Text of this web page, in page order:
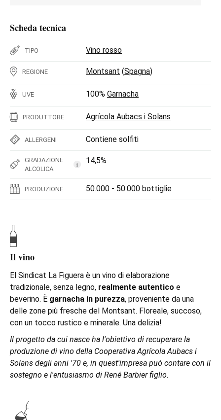
Scheda tecnica
TIPO Vino rosso
REGIONE Montsant (Spagna)
UVE 100% Garnacha
PRODUTTORE Agrícola Aubacs i Solans
ALLERGENI Contiene solfiti
GRADAZIONE
ALCOLICA
i 14,5%
PRODUZIONE 50.000 - 50.000 bottiglie
Il vino
El Sindicat La Figuera è un vino di elaborazione
tradizionale, senza legno, realmente autentico e
beverino. È garnacha in purezza, proveniente da una
delle zone più fresche del Montsant. Floreale, succoso,
con un tocco rustico e minerale. Una delizia!
Il progetto da cui nasce ha l'obiettivo di recuperare la
produzione di vino della Cooperativa Agrícola Aubacs i
Solans degli anni '70 e, in quest'impresa può contare con il
sostegno e l'entusiasmo di René Barbier figlio.